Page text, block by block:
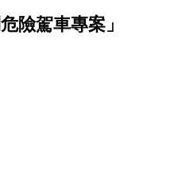
險駕車專案」